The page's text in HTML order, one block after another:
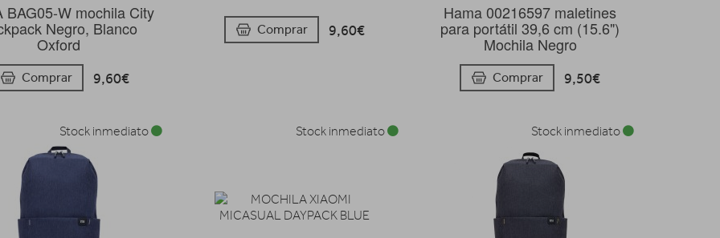
BAG05-W mochila City
Negro, Blanco
Oxford
Comprar 9,60€
Comprar 9,60€
Hama 00216597 maletines
para portátil 39,6 cm (15.6")
Mochila Negro
Comprar 9,50€
Stock inmediato Stock inmediato Stock inmediato